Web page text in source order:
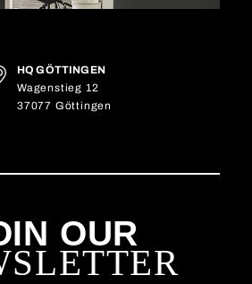
HQ GÖTTINGEN
Wagenstieg 12
37077 Göttingen
OUR